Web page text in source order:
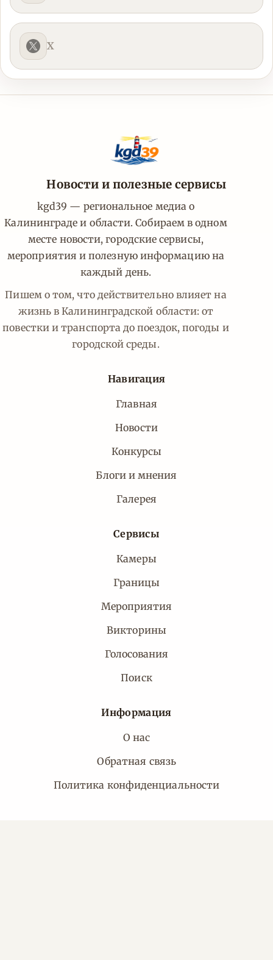
X
Новости и полезные сервисы
kgd39 — региональное медиа о
Калининграде и области. Собираем в одном
месте новости, городские сервисы,
мероприятия и полезную информацию на
каждый день.
Пишем о том, что действительно влияет на
жизнь в Калининградской области: от
повестки и транспорта до поездок, погоды и
городской среды.
Навигация
Главная
Новости
Конкурсы
Блоги и мнения
Галерея
Сервисы
Камеры
Границы
Мероприятия
Викторины
Голосования
Поиск
Информация
О нас
Обратная связь
Политика конфиденциальности